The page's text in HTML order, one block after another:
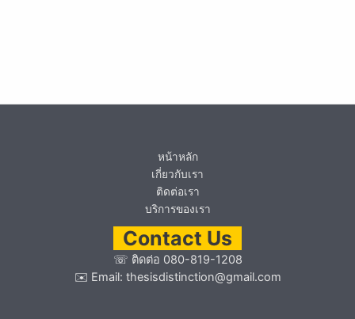
หน้าหลัก
เกี่ยวกับเรา
ติดต่อเรา
บริการของเรา
Contact Us
☏ ติดต่อ 080-819-1208
✉️ Email: thesisdistinction@gmail.com